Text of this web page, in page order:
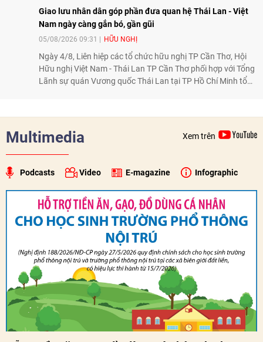
Giao lưu nhân dân góp phần đưa quan hệ Thái Lan - Việt
Nam ngày càng gắn bó, gần gũi
05/08/2026 09:31 HỮU NGHỊ
Ngày 4/8, Liên hiệp các tổ chức hữu nghị TP Cần Thơ, Hội
Hữu nghị Việt Nam - Thái Lan TP Cần Thơ phối hợp với Tổng
Lãnh sự quán Vương quốc Thái Lan tại TP Hồ Chí Minh tổ
của giao lưu nhân dân, Tổng Lãnh sự Thái Lan cho biết các
hoạt động trao đổi về văn hóa, giáo dục, du lịch, ẩm thực,
nghệ thuật và giao lưu thanh niên đã góp phần đưa quan hệ
Thái Lan - Việt Nam ngày càng gắn bó, gần gũi.
Multimedia Xem trên
Podcasts Video E-magazine Infographic